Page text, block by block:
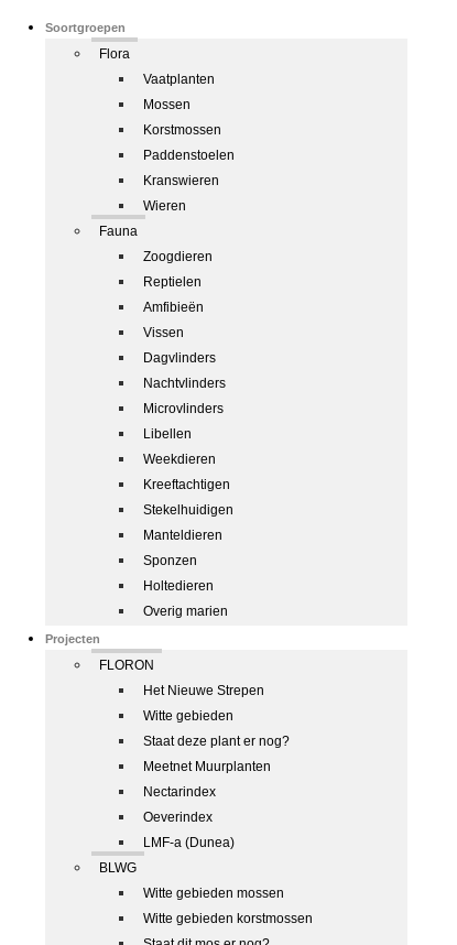
Soortgroepen
Flora
Vaatplanten
Mossen
Korstmossen
Paddenstoelen
Kranswieren
Wieren
Fauna
Zoogdieren
Reptielen
Amfibieën
Vissen
Dagvlinders
Nachtvlinders
Microvlinders
Libellen
Weekdieren
Kreeftachtigen
Stekelhuidigen
Manteldieren
Sponzen
Holtedieren
Overig marien
Projecten
FLORON
Het Nieuwe Strepen
Witte gebieden
Staat deze plant er nog?
Meetnet Muurplanten
Nectarindex
Oeverindex
LMF-a (Dunea)
BLWG
Witte gebieden mossen
Witte gebieden korstmossen